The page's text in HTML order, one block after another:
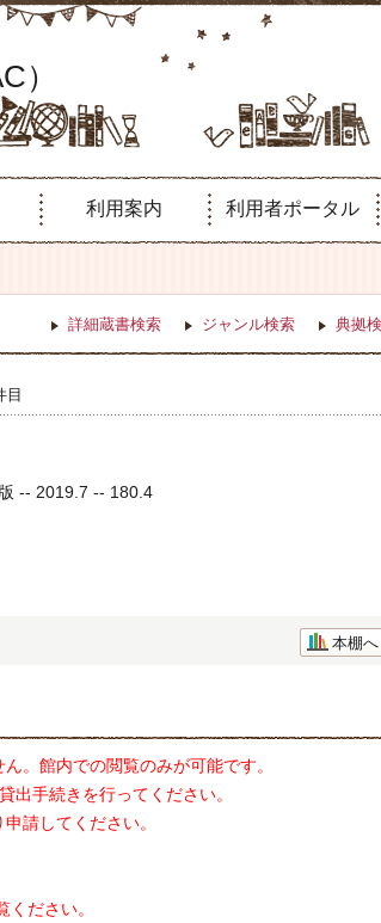
）
利用案内 利用者ポータル
詳細蔵書検索 ジャンル検索 典拠
目
-- 2019.7 -- 180.4
本棚へ
。館内での閲覧のみが可能です。
手続きを行ってください。
請してください。
ください。